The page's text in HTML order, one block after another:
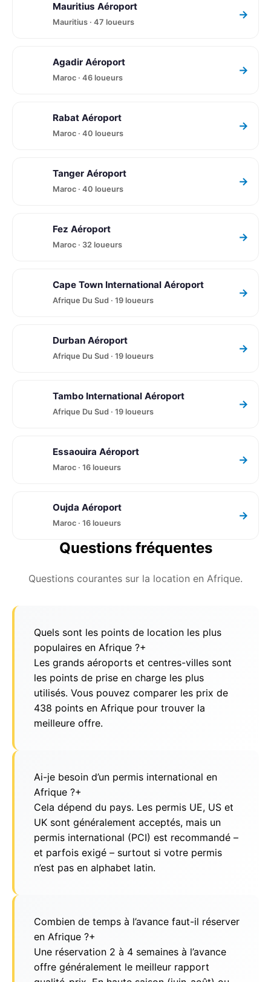
Mauritius Aéroport
Mauritius · 47 loueurs
→
Agadir Aéroport
Maroc · 46 loueurs
→
Rabat Aéroport
Maroc · 40 loueurs
→
Tanger Aéroport
Maroc · 40 loueurs
→
Fez Aéroport
Maroc · 32 loueurs
→
Cape Town International Aéroport
Afrique Du Sud · 19 loueurs
→
Durban Aéroport
Afrique Du Sud · 19 loueurs
→
Tambo International Aéroport
Afrique Du Sud · 19 loueurs
→
Essaouira Aéroport
Maroc · 16 loueurs
→
Oujda Aéroport
Maroc · 16 loueurs
→
Questions fréquentes
Questions courantes sur la location en Afrique.
Quels sont les points de location les plus
populaires en Afrique ?+
Les grands aéroports et centres-villes sont
les points de prise en charge les plus
utilisés. Vous pouvez comparer les prix de
438 points en Afrique pour trouver la
meilleure offre.
Ai-je besoin d’un permis international en
Afrique ?+
Cela dépend du pays. Les permis UE, US et
UK sont généralement acceptés, mais un
permis international (PCI) est recommandé –
et parfois exigé – surtout si votre permis
n’est pas en alphabet latin.
Combien de temps à l’avance faut-il réserver
en Afrique ?+
Une réservation 2 à 4 semaines à l’avance
offre généralement le meilleur rapport